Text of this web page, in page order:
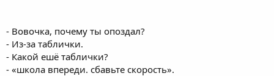
- Вовочка, почему ты опоздал?
- Из-за таблички.
- Какой ешё таблички?
- «школа впереди. сбавьте скорость».